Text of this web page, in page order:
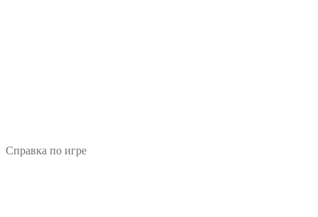
Справка по игре